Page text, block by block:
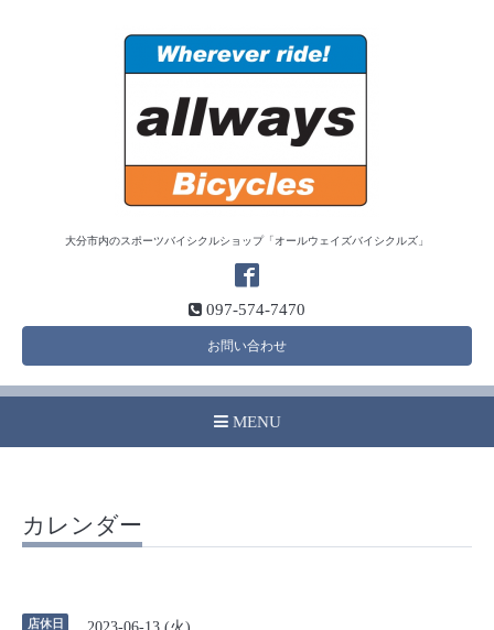
大分市内のスポーツバイシクルショップ「オールウェイズバイシクルズ」
097-574-7470
お問い合わせ
MENU
カレンダー
店休日